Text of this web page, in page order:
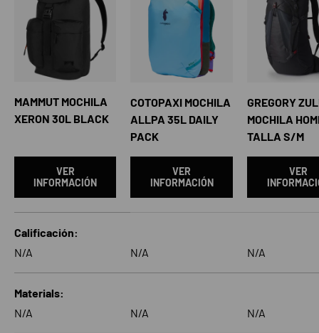
MAMMUT MOCHILA
XERON 30L BLACK
VER
INFORMACIÓN
COTOPAXI MOCHILA
ALLPA 35L DAILY
PACK
VER
INFORMACIÓN
GREGORY
MOCHILA
TALLA S/M
VER
Calificación
N/A
N/A N/A
Materials
N/A
N/A N/A